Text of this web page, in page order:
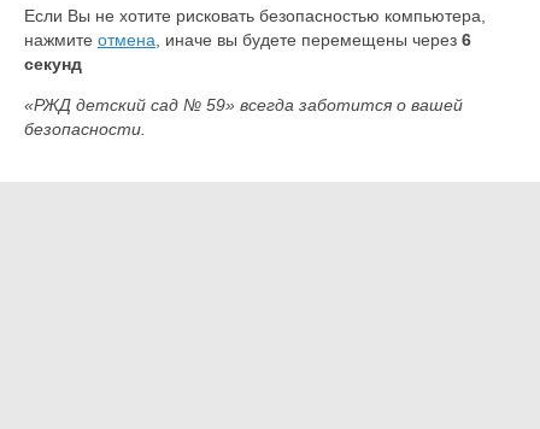
Если Вы не хотите рисковать безопасностью компьютера,
нажмите отмена , иначе вы будете перемещены через 6
секунд
«РЖД детский сад № 59» всегда заботится о вашей
безопасности.